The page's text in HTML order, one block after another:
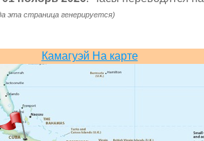
эта страница генерируется)
Камагуэй На карте